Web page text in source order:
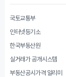
국토교통부
인터넷등기소
한국부동산원
실거래가 공개시스템
부동산공시가격 알리미